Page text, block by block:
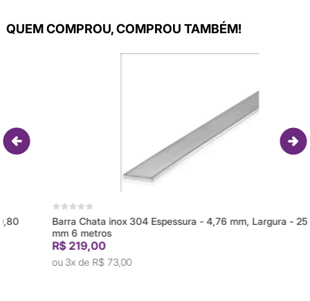
QUEM COMPROU, COMPROU TAMBÉM!
Barra Chata inox 304 Espessura - 4,76 mm, Largura - 25,40
mm 6 metros
R$ 219,00
3x deR$ 73,00